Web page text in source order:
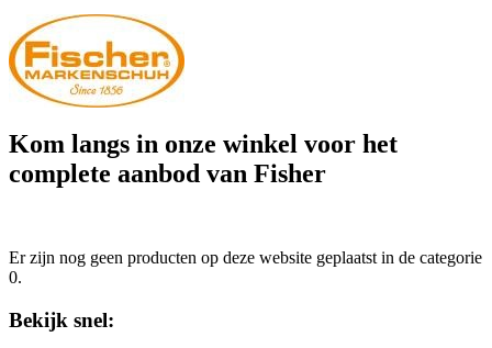
Kom langs in onze winkel voor het
complete aanbod van Fisher
Er zijn nog geen producten op deze website geplaatst in de categorie
0.
Bekijk snel: